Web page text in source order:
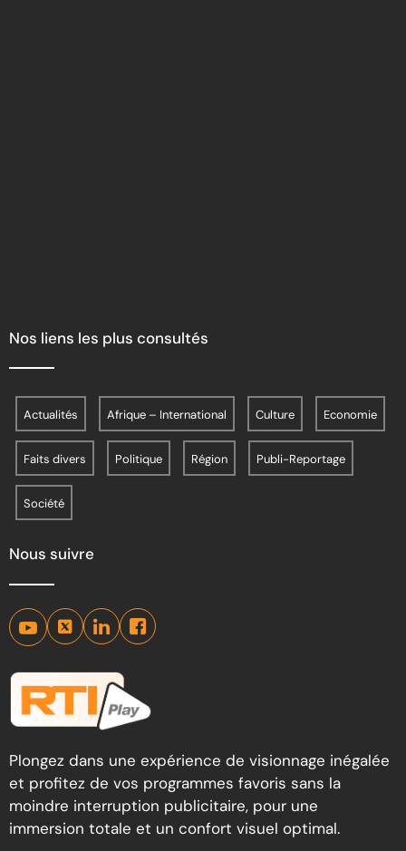
Nos liens les plus consultés
Actualités Afrique – International Culture Economie
Faits divers Politique Région Publi-Reportage
Société
Nous suivre
Plongez dans une expérience de visionnage inégalée
et profitez de vos programmes favoris sans la
moindre interruption publicitaire, pour une
immersion totale et un confort visuel optimal.